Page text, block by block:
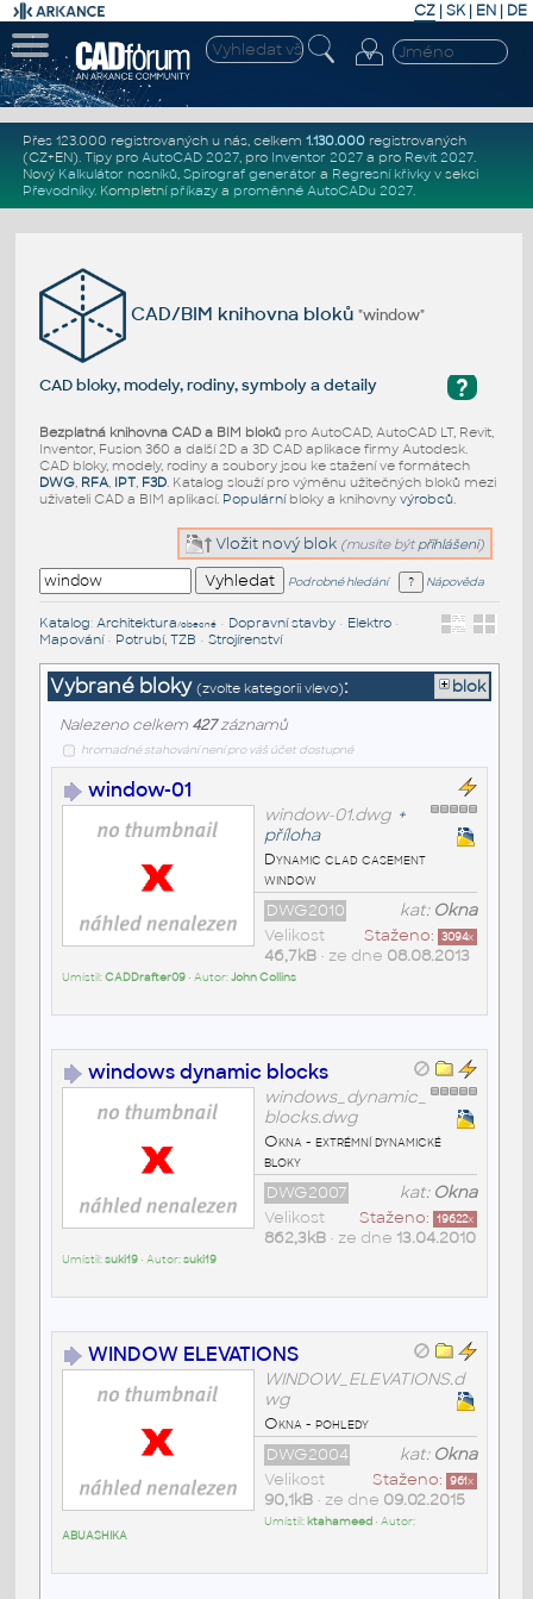
CZ | SK| EN | DE
Přes 123.000 registrovaných u nás, celkem 1.130.000registrovaných
(CZ+EN). Tipy pro AutoCAD 2027, pro Inventor 2027a pro Revit 2027.
Nový Kalkulátor nosníků, Spirograf generátor a Regresní křivkyv sekci
Převodníky. Kompletní příkazya proměnné AutoCADu 2027.
CAD/BIM knihovna bloků"window"
?
CAD bloky, modely, rodiny, symboly a detaily
Bezplatná knihovna CAD a BIM blokůpro AutoCAD, AutoCAD LT, Revit,
Inventor, Fusion 360 a další 2D a 3D CAD aplikace firmy Autodesk.
CAD bloky, modely, rodiny a soubory jsou ke stažení ve formátech
DWG, RFA, IPT, F3D. Katalog slouží pro výměnu užitečných bloků mezi
uživateli CAD a BIM aplikací. Populárníbloky a knihovny výrobců.
Vložit nový blok (musíte být přihlášeni)
Podrobné hledání Nápověda
Katalog: Architektura/obecné• Dopravní stavby• Elektro•
Mapování• Potrubí, TZB • Strojírenství
Vybrané bloky (zvolte kategorii vlevo): blok
Nalezeno celkem 427záznamů
hromadné stahování není pro váš účet dostupné
window-01
window-01.dwg +
příloha
Dynamic clad casement
window
kat: Okna
DWG2010
Staženo: 3094x
Velikost
46,7kB• ze dne 08.08.2013
Umístil:CADDrafter09• Autor:John Collins
windows dynamic blocks
windows_dynamic_
blocks.dwg
Okna - extrémní dynamické
bloky
kat: Okna
DWG2007
Staženo: 19622x
Velikost
862,3kB• ze dne 13.04.2010
Umístil:suki19• Autor:suki19
WINDOW ELEVATIONS
WINDOW_ELEVATIONS.d
wg
Okna - pohledy
kat: Okna
DWG2004
Staženo: 961x
Velikost
90,1kB• ze dne 09.02.2015
Umístil: ktahameed • Autor:
ABUASHIKA